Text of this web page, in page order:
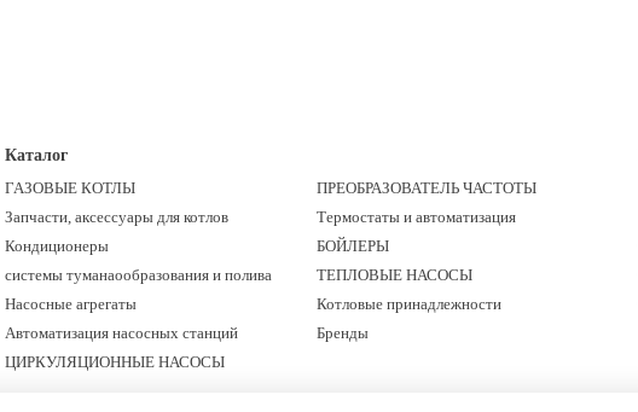
Каталог
ГАЗОВЫЕ КОТЛЫ
Запчасти, аксессуары для котлов
Кондиционеры
системы туманаoобразования и полива
Hасосные агрегаты
Автоматизация насосных станций
ЦИРКУЛЯЦИОННЫЕ НАСОСЫ
ПРЕОБРАЗОВАТЕЛЬ ЧАСТОТЫ
Термостаты и автоматизация
БОЙЛЕРЫ
ТЕПЛОВЫЕ НАСОСЫ
Котловые принадлежности
Бренды